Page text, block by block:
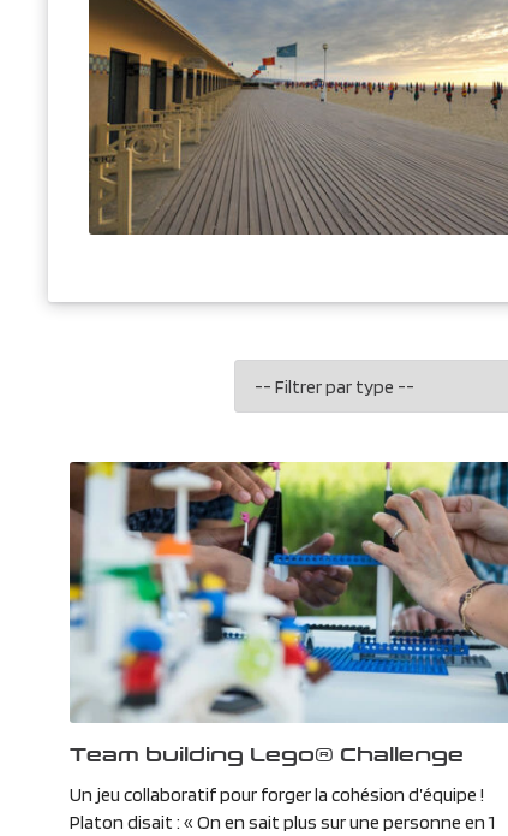
Team building Lego® Challenge
Un jeu collaboratif pour forger la cohésion d’équipe !
Platon disait : « On en sait plus sur une personne en 1